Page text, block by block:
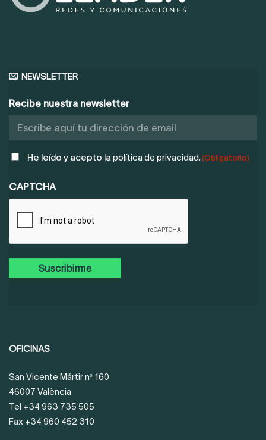
OFICINAS
San Vicente Mártir nº 160
46007 València
Tel +34 963 735 505
Fax +34 960 452 310
NEWSLETTER
Recibe nuestra newsletter
POLÍTICA
PRIVACIDAD
(OBLIGATORIO)
He leído y acepto la política de privacidad. (Obligatorio)
CAPTCHA